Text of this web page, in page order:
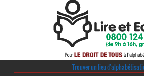
Trouver un lieu